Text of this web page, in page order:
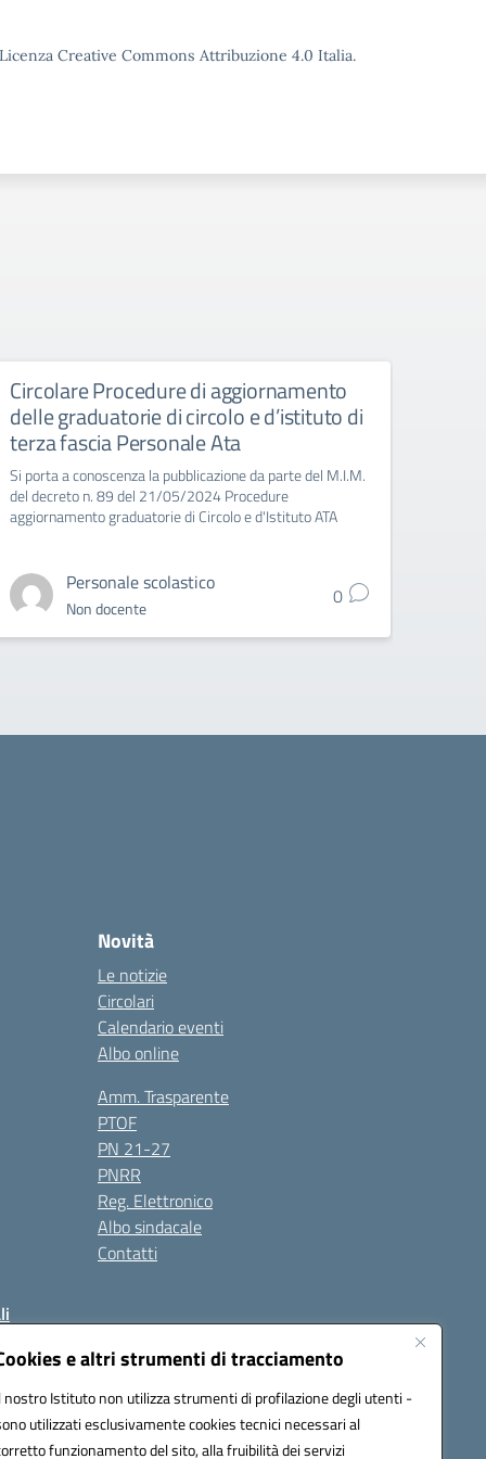
e altri strumenti di tracciamento
nostro Istituto non utilizza strumenti di profilazione degli utenti -
utilizzati esclusivamente cookies tecnici necessari al
funzionamento del sito, alla fruibilità dei servizi
Creative Commons Attribuzione 4.0 Italia.
Circolare Procedure di aggiornamento
delle graduatorie di circolo e d’istituto di
terza fascia Personale Ata
Si porta a conoscenza la pubblicazione da parte del M.I.M.
del decreto n. 89 del 21/05/2024 Procedure
aggiornamento graduatorie di Circolo e d'Istituto ATA
Personale scolastico
Non docente 0
Novità
Le notizie
Circolari
Calendario eventi
Albo online
Amm. Trasparente
PTOF
PN 21-27
PNRR
Reg. Elettronico
Albo sindacale
Contatti